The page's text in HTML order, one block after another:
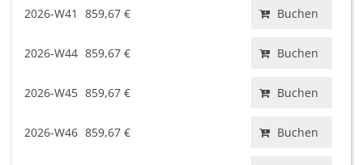
2026-W41 859,67 € Buchen
2026-W44 859,67 € Buchen
2026-W45 859,67 € Buchen
2026-W46 859,67 € Buchen